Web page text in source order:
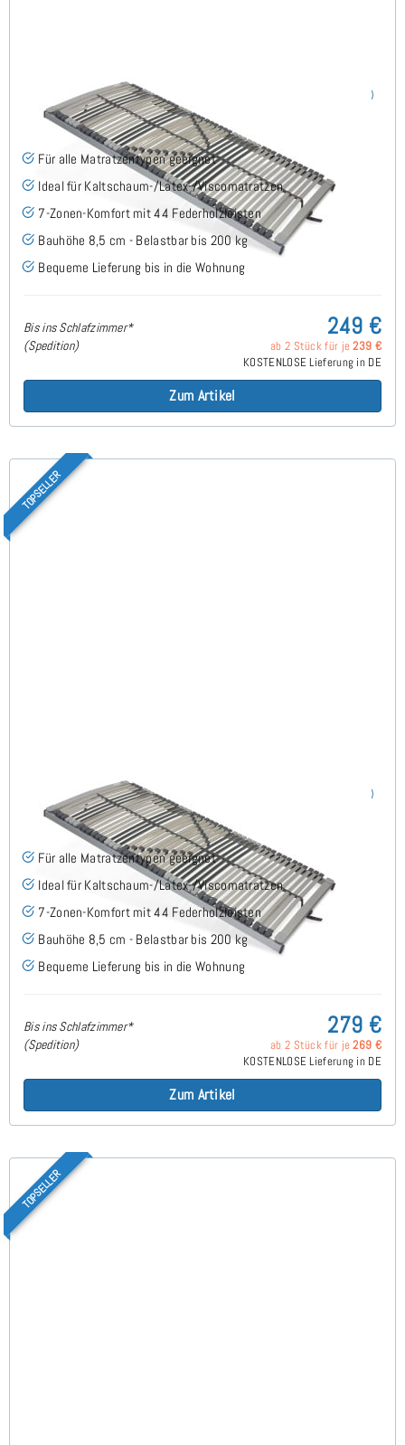
Nimbo 44 NV - Lattenrost 85x200 cm (186)
Für alle Matratzentypen geeignet
Ideal für Kaltschaum-/Latex-/Viscomatratzen
7-Zonen-Komfort mit 44 Federholzleisten
Bauhöhe 8,5 cm - Belastbar bis 200 kg
Bequeme Lieferung bis in die Wohnung
Bis ins Schlafzimmer*
(Spedition)
249 €
ab 2 Stück für je239 €
KOSTENLOSE Lieferung in DE
Zum Artikel
TOPSELLER
Nimbo 44 NV - Lattenrost 75x200 cm (186)
Für alle Matratzentypen geeignet
Ideal für Kaltschaum-/Latex-/Viscomatratzen
7-Zonen-Komfort mit 44 Federholzleisten
Bauhöhe 8,5 cm - Belastbar bis 200 kg
Bequeme Lieferung bis in die Wohnung
Bis ins Schlafzimmer*
(Spedition)
279 €
ab 2 Stück für je269 €
KOSTENLOSE Lieferung in DE
Zum Artikel
TOPSELLER